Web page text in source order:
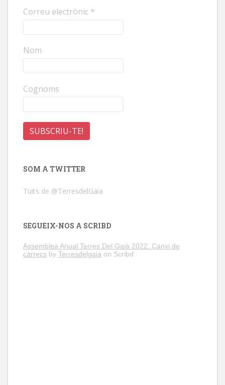
Correu electrònic *
Nom
Cognoms
SOM A TWITTER
Tuits de @TerresdelGaia
SEGUEIX-NOS A SCRIBD
Assemblea Anual Terres Del Gaià 2022. Canvi de
càrrecs by Terresdelgaia on Scribd